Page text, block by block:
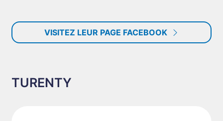
VISITEZ LEUR PAGE FACEBOOK
TURENTY